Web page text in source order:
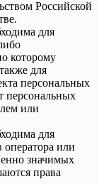
Российской
для
которому
для
персональных
персональных
или
для
оператора или
значимых
права